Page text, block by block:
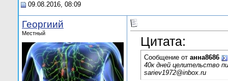
09.08.2016, 08:09
Георгиий
Местный
Цитата:
Сообщение от анна8686
40к дней целительство
sariev1972@inbox.ru